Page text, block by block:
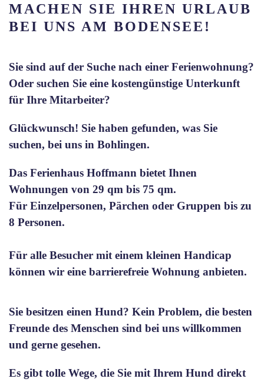
MACHEN SIE IHREN URLAUB
BEI UNS AM BODENSEE!
Sie sind auf der Suche nach einer Ferienwohnung?
Oder suchen Sie eine kostengünstige Unterkunft
für Ihre Mitarbeiter?
Glückwunsch! Sie haben gefunden, was Sie
suchen, bei uns in Bohlingen.
Das Ferienhaus Hoffmann bietet Ihnen
Wohnungen von 29 qm bis 75 qm.
Für Einzelpersonen, Pärchen oder Gruppen bis zu
8 Personen.
Für alle Besucher mit einem kleinen Handicap
können wir eine barrierefreie Wohnung anbieten.
Sie besitzen einen Hund? Kein Problem, die besten
Freunde des Menschen sind bei uns willkommen
und gerne gesehen.
Es gibt tolle Wege, die Sie mit Ihrem Hund direkt